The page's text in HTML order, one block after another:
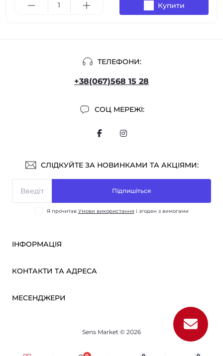
Купити
ТЕЛЕФОНИ:
+38(067)568 15 28
СОЦ МЕРЕЖІ:
СЛІДКУЙТЕ ЗА НОВИНКАМИ ТА АКЦІЯМИ:
Підпишіться
Я прочитав Умови використання і згоден з вимогами
ІНФОРМАЦІЯ
ОПТ
Про нас
Повернення товару
КОНТАКТИ ТА АДРЕСА
МЕСЕНДЖЕРИ
Sens Market © 2026